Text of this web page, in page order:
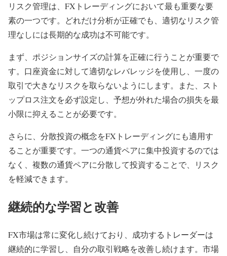
リスク管理は、FXトレーディングにおいて最も重要な要
素の一つです。どれだけ分析が正確でも、適切なリスク管
理なしには長期的な成功は不可能です。
まず、ポジションサイズの計算を正確に行うことが重要で
す。口座資金に対して適切なレバレッジを使用し、一度の
取引で大きなリスクを取らないようにします。また、スト
ップロス注文を必ず設定し、予想が外れた場合の損失を最
小限に抑えることが必要です。
さらに、分散投資の概念をFXトレーディングにも適用す
ることが重要です。一つの通貨ペアに集中投資するのでは
なく、複数の通貨ペアに分散して投資することで、リスク
を軽減できます。
継続的な学習と改善
FX市場は常に変化し続けており、成功するトレーダーは
継続的に学習し、自分の取引戦略を改善し続けます。市場